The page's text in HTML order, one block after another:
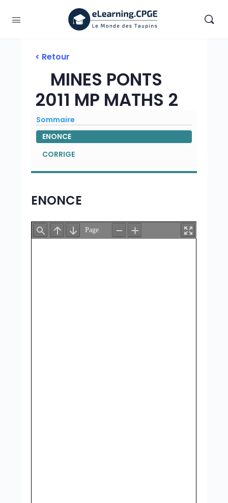
< Retour
MINES PONTS
2011 MP MATHS 2
Sommaire
ENONCE
CORRIGE
ENONCE